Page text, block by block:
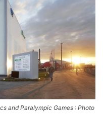
and Paralympic Games : Photo